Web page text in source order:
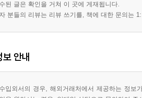
된 글은 확인을 거쳐 이 곳에 게재됩니다.
분들의 리뷰는 리뷰 쓰기를, 책에 대한 문의는
보 안내
입외서의 경우, 해외거래처에서 제공하는 정